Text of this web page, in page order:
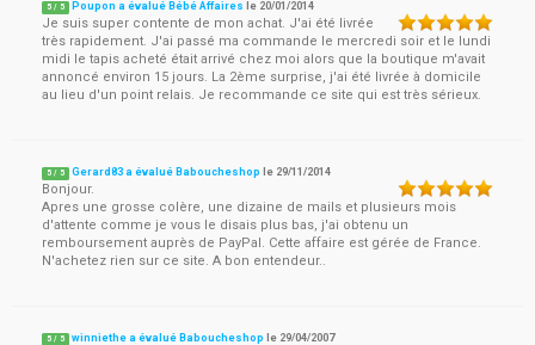
5 / 5 Poupon a évalué Bébé Affaires le 20/01/2014
Je suis super contente de mon achat. J'ai été livrée
très rapidement. J'ai passé ma commande le mercredi soir et le lundi
midi le tapis acheté était arrivé chez moi alors que la boutique m'avait
annoncé environ 15 jours. La 2ème surprise, j'ai été livrée à domicile
au lieu d'un point relais. Je recommande ce site qui est très sérieux.
5 / 5 Gerard83 a évalué Baboucheshop le 29/11/2014
Bonjour.
Apres une grosse colère, une dizaine de mails et plusieurs mois
d'attente comme je vous le disais plus bas, j'ai obtenu un
remboursement auprès de PayPal. Cette affaire est gérée de France.
N'achetez rien sur ce site. A bon entendeur..
5 / 5 winniethe a évalué Baboucheshop le 29/04/2007